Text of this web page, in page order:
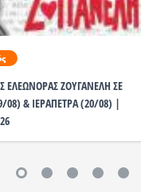
ΕΛΕΩΝΟΡΑΣ ΖΟΥΓΑΝΕΛΗ ΣΕ
08) & ΙΕΡΑΠΕΤΡΑ (20/08) |